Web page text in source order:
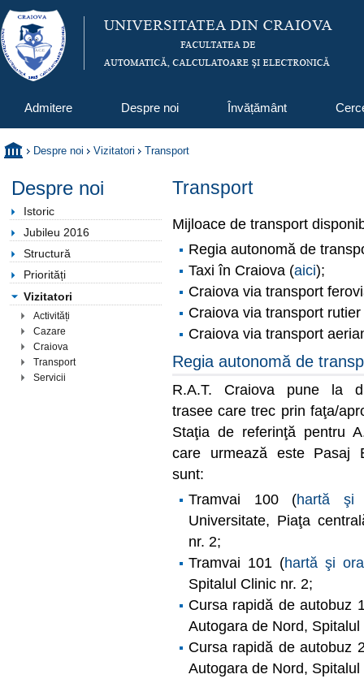
Admitere Despre noi Învățământ
Despre noi Vizitatori Transport
Despre noi
Istoric
Jubileu 2016
Structură
Priorități
Vizitatori
Activități
Cazare
Craiova
Transport
Servicii
Transport
Mijloace de transport
Regia autonomă de
Taxi în Craiova (aici);
Craiova via transport
Craiova via transport rutier
Craiova via transport
Regia autonomă de
R.A.T. Craiova pune la
trasee care trec prin faţa/
Staţia de referinţă pentru
care urmează este Pasaj
sunt:
Tramvai 100 (hartă şi
Universitate, Piaţa
nr. 2;
Tramvai 101 (hartă şi
Spitalul Clinic nr. 2;
Cursa rapidă de autobuz
Autogara de Nord,
Cursa rapidă de autobuz
Autogara de Nord,